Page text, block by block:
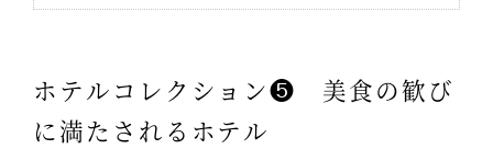
ホテルコレクション❺ 美食の歓び
に満たされるホテル